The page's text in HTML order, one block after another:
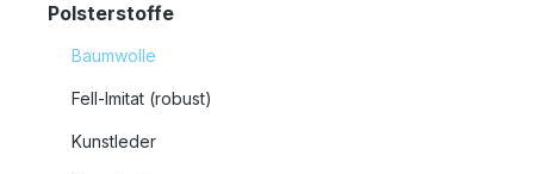
Polsterstoffe
Baumwolle
Fell-Imitat (robust)
Kunstleder